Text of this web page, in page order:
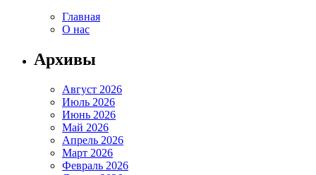
Главная
О нас
Архивы
Август 2026
Июль 2026
Июнь 2026
Май 2026
Апрель 2026
Март 2026
Февраль 2026